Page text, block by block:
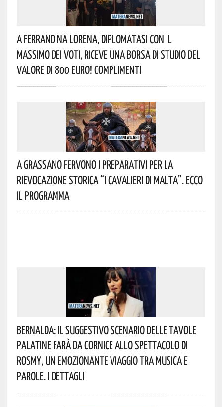
A Ferrandina Lorena, Diplomatasi Con Il
Massimo Dei Voti, Riceve Una Borsa Di Studio Del
Valore Di 800 Euro! Complimenti
A Grassano Fervono I Preparativi Per La
Rievocazione Storica “I CAVALIERI DI MALTA”. Ecco
Il Programma
Bernalda: Il Suggestivo Scenario Delle Tavole
Palatine Farà Da Cornice Allo Spettacolo Di
Rosmy, Un Emozionante Viaggio Tra Musica E
Parole. I Dettagli